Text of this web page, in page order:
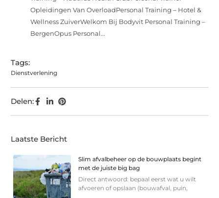
Opleidingen Van OverloadPersonal Training – Hotel &
Wellness ZuiverWelkom Bij Bodyvit Personal Training –
BergenOpus Personal...
Tags:
Dienstverlening
Delen:
Laatste Bericht
Slim afvalbeheer op de bouwplaats begint
met de juiste big bag
Direct antwoord: bepaal eerst wat u wilt
afvoeren of opslaan (bouwafval, puin,